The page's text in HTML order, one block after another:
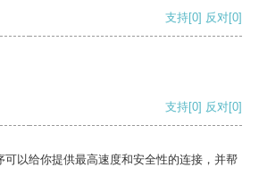
支持[0] 反对[0]
支持[0] 反对[0]
以给你提供最高速度和安全性的连接，并帮